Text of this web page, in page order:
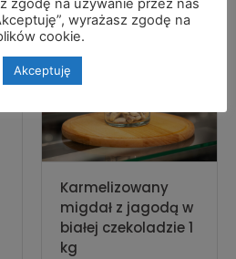
Karmelizowany
migdał z jagodą w
białej czekoladzie 1
kg
zgodę na używanie przez nas
wyrażasz zgodę na
cookie.
Akceptuję